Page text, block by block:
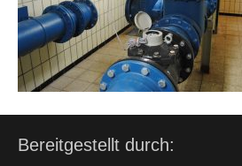
Bereitgestellt durch: